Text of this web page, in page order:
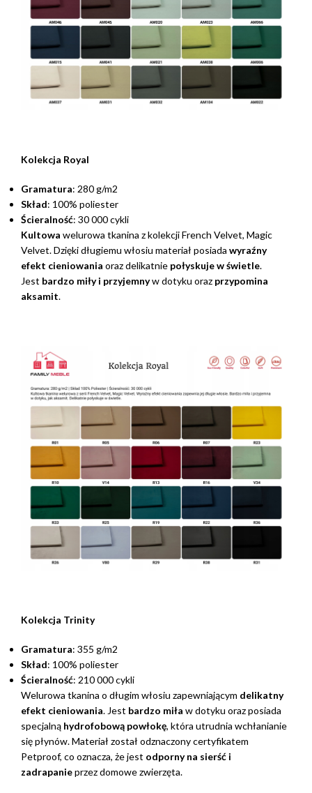
Kolekcja Royal
Gramatura: 280 g/m2
Skład: 100% poliester
Ścieralność: 30 000 cykli
Kultowa welurowa tkanina z kolekcji French Velvet, Magic
Velvet. Dzięki długiemu włosiu materiał posiada wyraźny
efekt cieniowania oraz delikatnie połyskuje w świetle.
Jest bardzo miły i przyjemnyw dotyku oraz przypomina
aksamit.
Kolekcja Trinity
Gramatura: 355 g/m2
Skład: 100% poliester
Ścieralność: 210 000 cykli
Welurowa tkanina o długim włosiu zapewniającym delikatny
efekt cieniowania. Jest bardzo miła w dotyku oraz posiada
specjalną hydrofobową powłokę, która utrudnia wchłanianie
się płynów. Materiał został odznaczony certyfikatem
Petproof, co oznacza, że jest odporny na sierść i
zadrapanieprzez domowe zwierzęta.